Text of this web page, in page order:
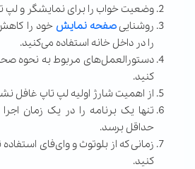
وضعیت خواب را برای نمایشگر و لپ
روشناییصفحه نمایش خود را
را در داخل خانه استفاده می‌کنید.
دستورالعمل‌های مربوط به نحوه
کنید.
از اهمیت شارژ اولیه لپ تاپ غافل
تنها یک برنامه را در یک زمان
حداقل برسد.
زمانی که از بلوتوث و وای‌فای
کنید.